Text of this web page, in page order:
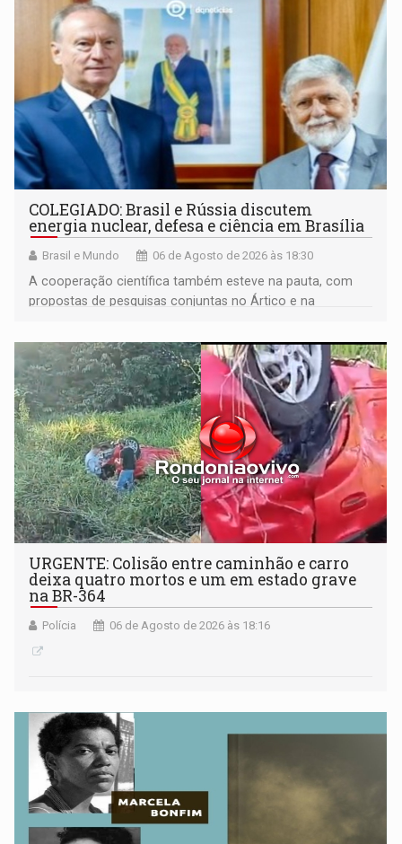
COLEGIADO: Brasil e Rússia discutem
energia nuclear, defesa e ciência em Brasília
Brasil e Mundo 06 de Agosto de 2026 às 18:30
A cooperação científica também esteve na pauta, com
propostas de pesquisas conjuntas no Ártico e na
URGENTE: Colisão entre caminhão e carro
deixa quatro mortos e um em estado grave
na BR-364
Polícia 06 de Agosto de 2026 às 18:16